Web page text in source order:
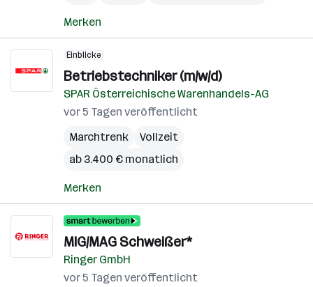
Merken
Einblicke
Betriebstechniker (m/w/d)
SPAR Österreichische Warenhandels-AG
vor 5 Tagen veröffentlicht
Marchtrenk
Vollzeit
ab 3.400 € monatlich
Merken
MIG/MAG Schweißer*
Ringer GmbH
vor 5 Tagen veröffentlicht